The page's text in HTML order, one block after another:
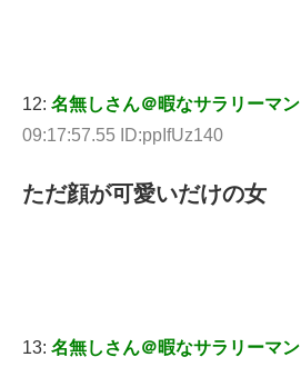
12: 名無しさん＠暇なサラリーマン
09:17:57.55 ID:ppIfUz140
ただ顔が可愛いだけの女
13: 名無しさん＠暇なサラリーマン